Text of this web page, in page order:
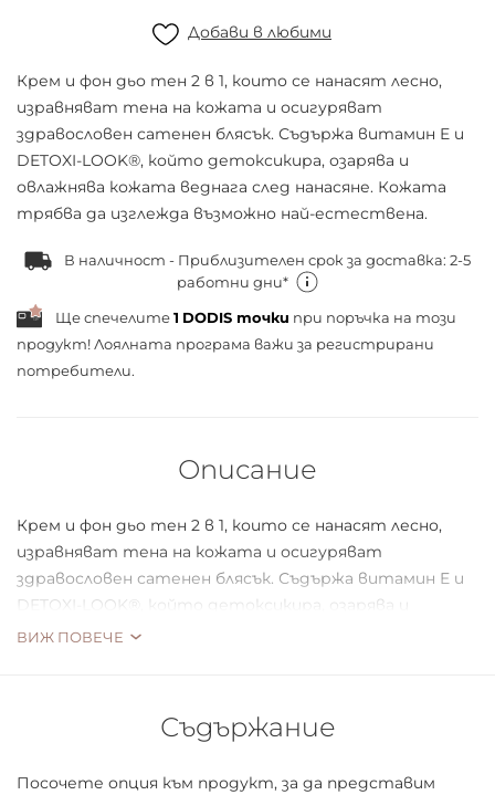
Добави в любими
Крем и фон дьо тен 2 в 1, които се нанасят лесно,
изравняват тена на кожата и осигуряват
здравословен сатенен блясък. Съдържа витамин E и
DETOXI-LOOK®, който детоксикира, озарява и
овлажнява кожата веднага след нанасяне. Кожата
трябва да изглежда възможно най-естествена.
В наличност - Приблизителен срок за доставка: 2-5
работни дни*
Ще спечелите1 DODIS точки при поръчка на този
продукт! Лоялната програма важи за регистрирани
потребители.
Описание
Крем и фон дьо тен 2 в 1, които се нанасят лесно,
изравняват тена на кожата и осигуряват
здравословен сатенен блясък. Съдържа витамин E и
DETOXI-LOOK®, който детоксикира, озарява и
овлажнява кожата веднага след нанасяне. Кожата
в 1 крем и фон дьо тен. Той ще овлажни кожата, ще
дребните несъвършенства. За разлика от тежкия
ВИЖ ПОВЕЧЕ
Съдържание
Посочете опция към продукт, за да представим